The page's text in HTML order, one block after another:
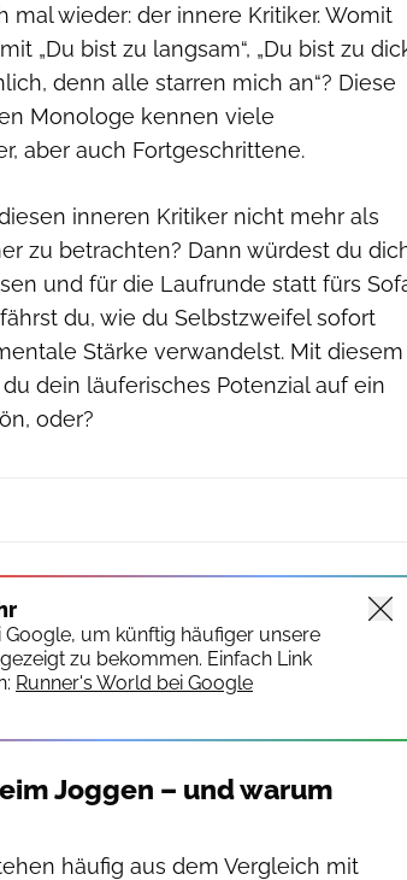
wieder: der innere Kritiker. Womit
„Du bist zu langsam“, „Du bist zu
denn alle starren mich an“? Diese
Monologe kennen viele
aber auch Fortgeschrittene.
inneren Kritiker nicht mehr als
zu betrachten? Dann würdest du
und für die Laufrunde statt fürs
du, wie du Selbstzweifel sofort
Stärke verwandelst. Mit diesem
dein läuferisches Potenzial auf ein
oder?
Google, um künftig häufiger unsere
zu bekommen. Einfach Link
Runner's World bei Google
Joggen – und warum
häufig aus dem Vergleich mit